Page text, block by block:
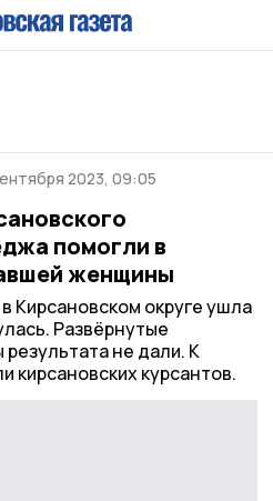
2023, 09:05
помогли в
женщины
Кирсановском округе ушла
Развёрнутые
не дали. К
кирсановских курсантов.